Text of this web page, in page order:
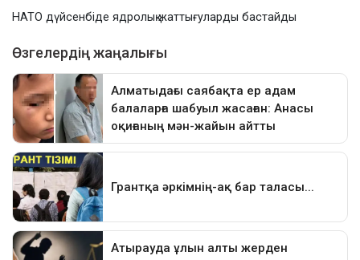
НАТО дүйсенбіде ядролық жаттығуларды бастайды